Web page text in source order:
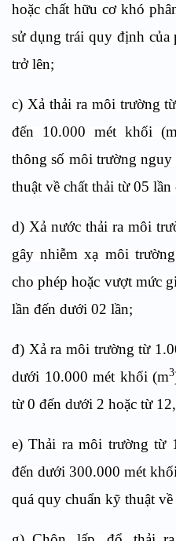
hoặc chất hữu cơ khó
sử dụng trái quy định
trở lên;
c) Xả thải ra môi trường
đến 10.000 mét khối (m
thông số môi trường
thuật về chất thải từ 05
d) Xả nước thải ra môi
gây nhiễm xạ môi
cho phép hoặc vượt mức
lần đến dưới 02 lần;
đ) Xả ra môi trường từ
dưới 10.000 mét khối (m3
từ 0 đến dưới 2 hoặc từ
e) Thải ra môi trường từ
đến dưới 300.000 mét
quá quy chuẩn kỹ thuật